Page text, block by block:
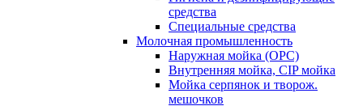
средства
Специальные средства
Молочная промышленность
Наружная мойка (ОРС)
Внутренняя мойка, CIP мойка
Мойка серпянок и творож.
мешочков